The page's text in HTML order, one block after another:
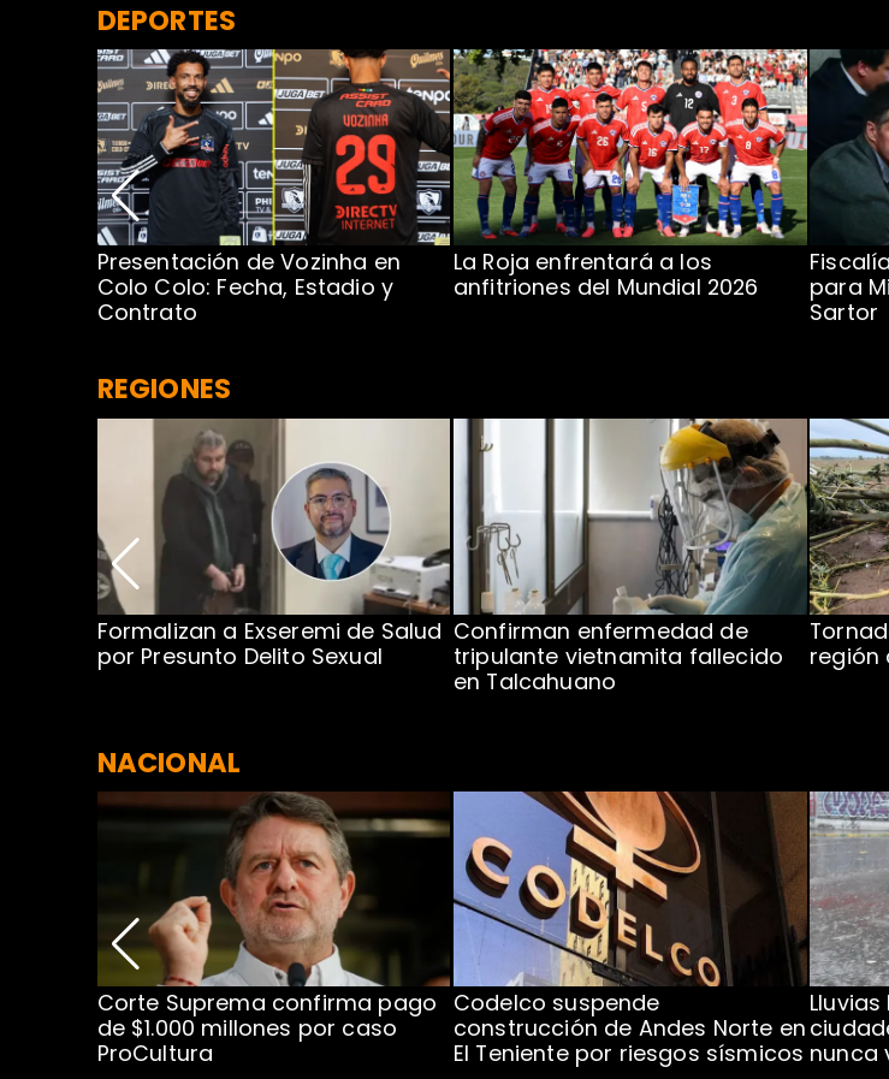
DEPORTES
Presentación de Vozinha en
Colo Colo: Fecha, Estadio y
Contrato
La Roja enfrentará a los
anfitriones del Mundial 2026
para
Sartor
REGIONES
Formalizan a Exseremi de Salud
por Presunto Delito Sexual
Confirman enfermedad de
tripulante vietnamita fallecido
en Talcahuano
región
NACIONAL
Corte Suprema confirma pago
de $1.000 millones por caso
ProCultura
Codelco suspende
construcción de Andes Norte en
El Teniente por riesgos sísmicos nunca